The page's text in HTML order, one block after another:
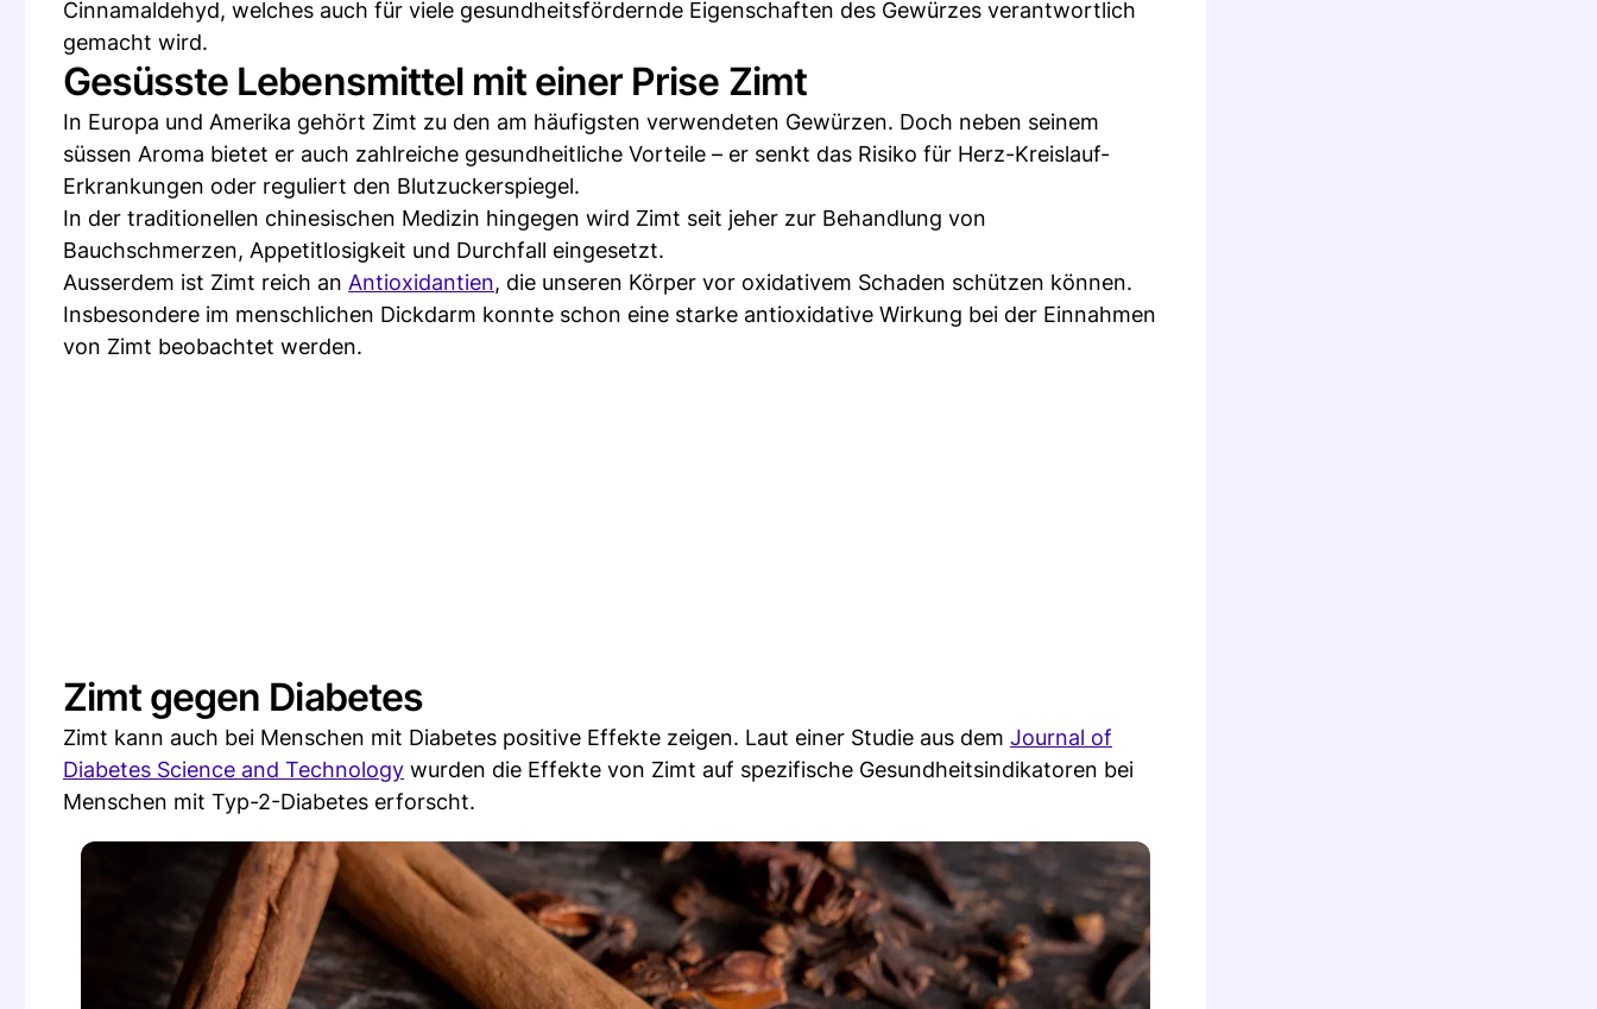
Cinnamaldehyd, welches auch für viele gesundheitsfördernde Eigenschaften des Gewürzes verantwortlich
gemacht wird.
Gesüsste Lebensmittel mit einer Prise Zimt
In Europa und Amerika gehört Zimt zu den am häufigsten verwendeten Gewürzen. Doch neben seinem
süssen Aroma bietet er auch zahlreiche gesundheitliche Vorteile – er senkt das Risiko für Herz-Kreislauf-
Erkrankungen oder reguliert den Blutzuckerspiegel.
In der traditionellen chinesischen Medizin hingegen wird Zimt seit jeher zur Behandlung von
Bauchschmerzen, Appetitlosigkeit und Durchfall eingesetzt.
Ausserdem ist Zimt reich an Antioxidantien, die unseren Körper vor oxidativem Schaden schützen können.
Insbesondere im menschlichen Dickdarm konnte schon eine starke antioxidative Wirkung bei der Einnahmen
von Zimt beobachtet werden.
Zimt gegen Diabetes
Zimt kann auch bei Menschen mit Diabetes positive Effekte zeigen. Laut einer Studie aus dem Journal of
Diabetes Science and Technology wurden die Effekte von Zimt auf spezifische Gesundheitsindikatoren bei
Menschen mit Typ-2-Diabetes erforscht.